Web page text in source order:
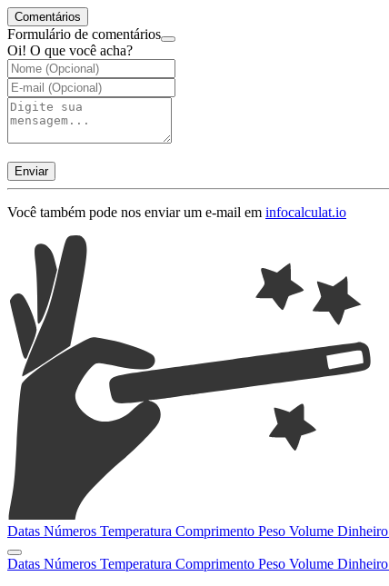
Comentários
Formulário de comentários
Oi! O que você acha?
Enviar
Você também pode nos enviar um e-mail em infocalculat.io
Datas Números Temperatura Comprimento Peso Volume Dinheiro
Datas Números Temperatura Comprimento Peso Volume Dinheiro